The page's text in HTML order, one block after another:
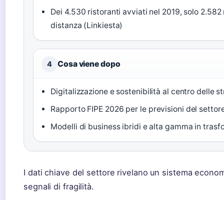
Dei 4.530 ristoranti avviati nel 2019, solo
distanza (Linkiesta)
4 Cosa viene dopo
Digitalizzazione e sostenibilità al centro delle
Rapporto FIPE 2026 per le previsioni del
Modelli di business ibridi e alta gamma in
I dati chiave del settore rivelano un sistema
segnali di fragilità.